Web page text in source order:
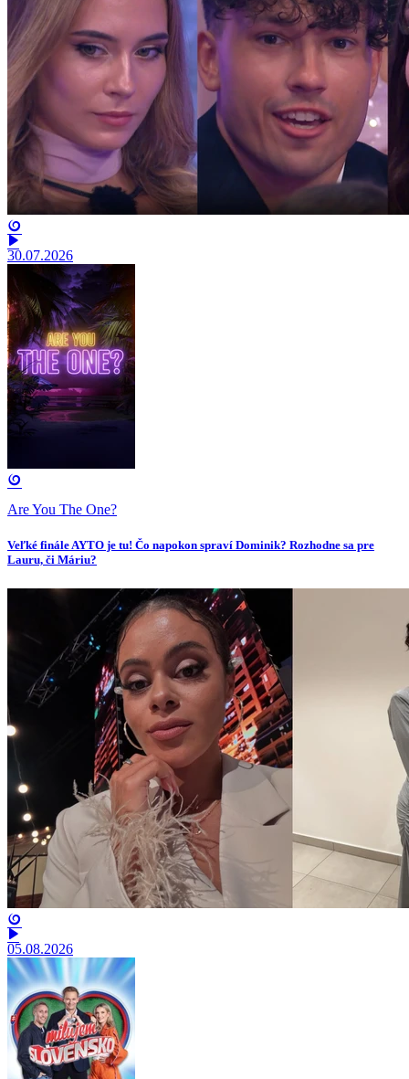
30.07.2026
Are You The One?
Veľké finále AYTO je tu! Čo napokon spraví Dominik? Rozhodne sa pre
Lauru, či Máriu?
05.08.2026